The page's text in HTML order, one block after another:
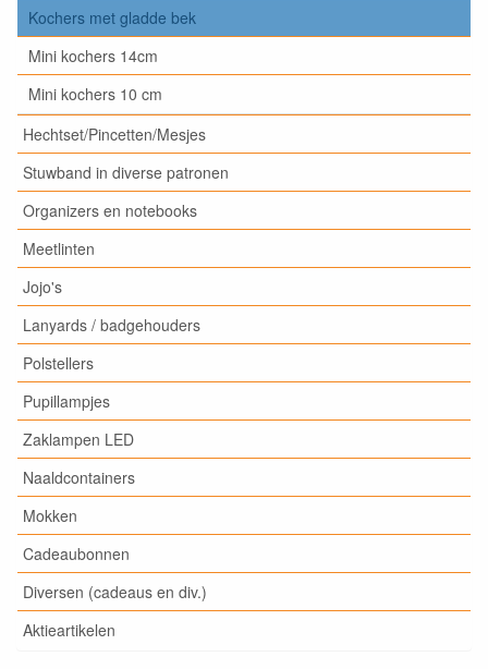
Kochers met gladde bek
Mini kochers 14cm
Mini kochers 10 cm
Hechtset/Pincetten/Mesjes
Stuwband in diverse patronen
Organizers en notebooks
Meetlinten
Jojo's
Lanyards / badgehouders
Polstellers
Pupillampjes
Zaklampen LED
Naaldcontainers
Mokken
Cadeaubonnen
Diversen (cadeaus en div.)
Aktieartikelen